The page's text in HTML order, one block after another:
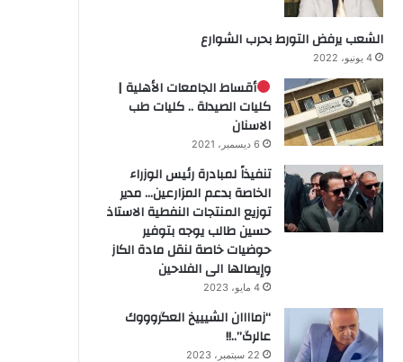
الشعب يرفض التورط بحرب الشوارع
4 يونيو، 2022
أقساط الجامعات الأهلية |
كليات الصيدلة .. كليات طب
الاسنان
6 ديسمبر، 2021
تنفيذاً لمبادرة رئيس الوزراء
الخاصة بدعم المزارعين… مدير
توزيع المنتجات النفطية الاستاذ
حسين طالب يوجه بتوفير
حوضيات خاصة لنقل مادة الكاز
وإيصالها الى الفلاحين
4 مايو، 2023
“زماااان الشيييخ العگروووك
عالرگ”..!!
22 سبتمبر، 2023